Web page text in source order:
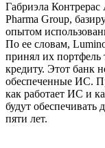
Габриэла
Pharma Group,
опытом
По ее словам,
принял их портфель
кредиту. Этот банк
обеспеченные ИС.
как работает ИС и
будут
пяти лет.